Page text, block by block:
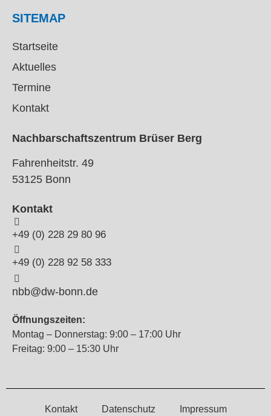
SITEMAP
Startseite
Aktuelles
Termine
Kontakt
Nachbarschaftszentrum Brüser Berg
Fahrenheitstr. 49
53125 Bonn
Kontakt
+49 (0) 228 29 80 96
+49 (0) 228 92 58 333
nbb@dw-bonn.de
Öffnungszeiten:
Montag – Donnerstag: 9:00 – 17:00 Uhr
Freitag: 9:00 – 15:30 Uhr
Kontakt Datenschutz Impressum